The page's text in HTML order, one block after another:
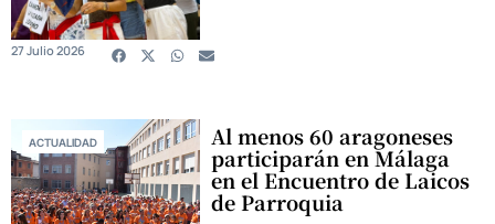
27 Julio 2026
ACTUALIDAD Al menos 60 aragoneses
participarán en Málaga
en el Encuentro de Laicos
de Parroquia